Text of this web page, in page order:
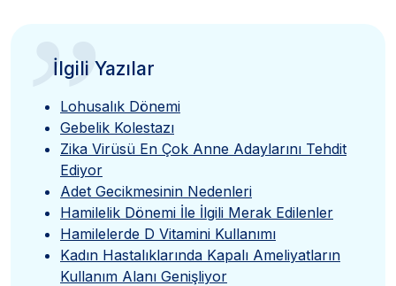
”
İlgili Yazılar
Lohusalık Dönemi
Gebelik Kolestazı
Zika Virüsü En Çok Anne Adaylarını Tehdit
Ediyor
Adet Gecikmesinin Nedenleri
Hamilelik Dönemi İle İlgili Merak Edilenler
Hamilelerde D Vitamini Kullanımı
Kadın Hastalıklarında Kapalı Ameliyatların
Kullanım Alanı Genişliyor